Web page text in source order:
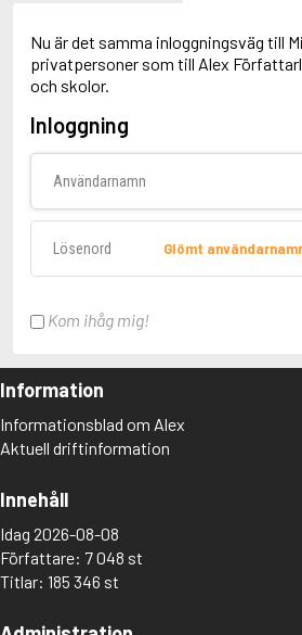
Nu är det samma inloggningsväg till
privatpersoner som till Alex
och skolor.
Inloggning
Glömt
Kom ihåg mig!
Information
Informationsblad om Alex
Aktuell driftinformation
Innehåll
Idag 2026-08-08
Författare: 7 048 st
Titlar: 185 346 st